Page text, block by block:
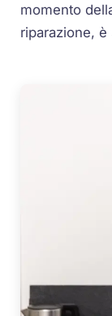
momento
riparazione,